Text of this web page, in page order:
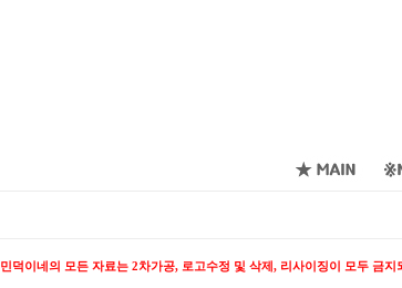
민덕이네의 모든 자료는 2차가공, 로고수정 및 삭제, 리사이징이 모두 금지